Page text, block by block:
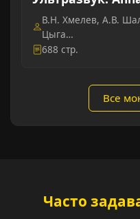
В.Н. Хмелев, А.В.
Цыга…
688 стр.
Все
Часто